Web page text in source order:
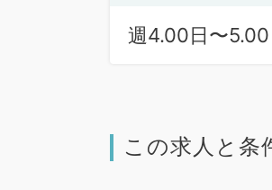
週4.00日〜5.00
この求人と条